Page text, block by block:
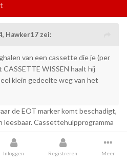
Hawker17 zei:
van een cassette die je (per
WISSEN haalt hij
klein gedeelte weg van het
de EOT marker komt beschadigt,
leesbaar. Cassettehulpprogramma
Inloggen Registreren Meer